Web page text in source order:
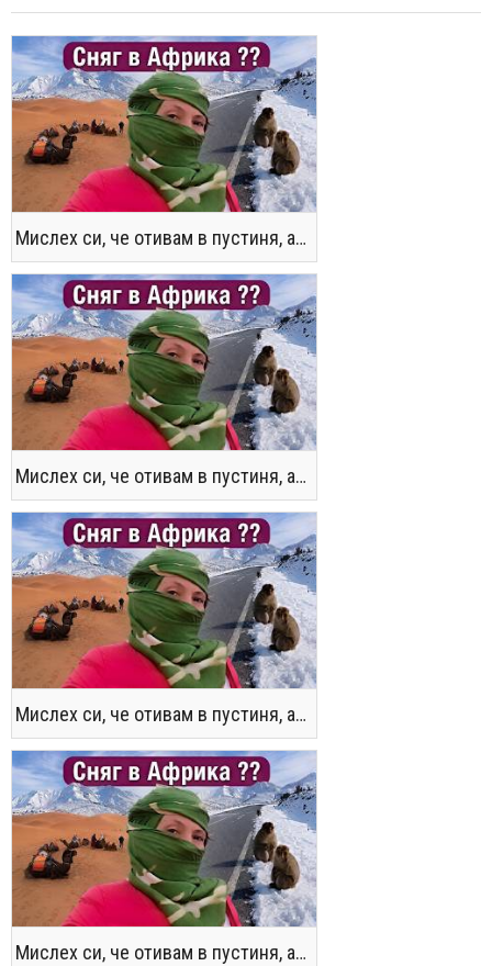
Мислех си, че отивам в пустиня, а се озовах в снега !! / Not the Morocco You Know
Мислех си, че отивам в пустиня, а се озовах в снега !! / Not the Morocco You Know
Мислех си, че отивам в пустиня, а се озовах в снега !! / Not the Morocco You Know
Мислех си, че отивам в пустиня, а се озовах в снега !! / Not the Morocco You Know